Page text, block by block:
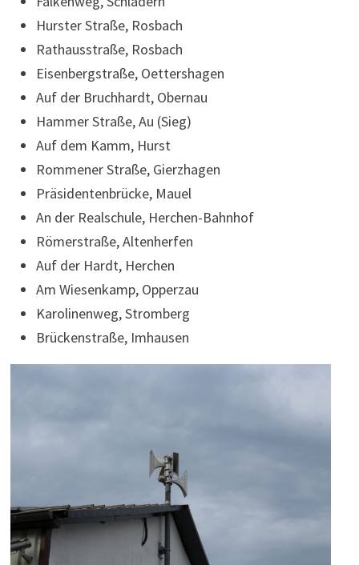
Hurster Straße, Rosbach
Rathausstraße, Rosbach
Eisenbergstraße, Oettershagen
Auf der Bruchhardt, Obernau
Hammer Straße, Au (Sieg)
Auf dem Kamm, Hurst
Rommener Straße, Gierzhagen
Präsidentenbrücke, Mauel
An der Realschule, Herchen-Bahnhof
Römerstraße, Altenherfen
Auf der Hardt, Herchen
Am Wiesenkamp, Opperzau
Karolinenweg, Stromberg
Brückenstraße, Imhausen